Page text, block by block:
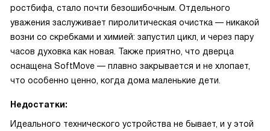
ростбифа, стало почти безошибочным. Отдельного
уважения заслуживает пиролитическая очистка — никакой
возни со скребками и химией: запустил цикл, и через пару
часов духовка как новая. Также приятно, что дверца
оснащена SoftMove — плавно закрывается и не хлопает,
что особенно ценно, когда дома маленькие дети.
Недостатки:
Идеального технического устройства не бывает, и у этой